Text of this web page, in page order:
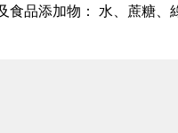
食品添加物： 水、蔗糖